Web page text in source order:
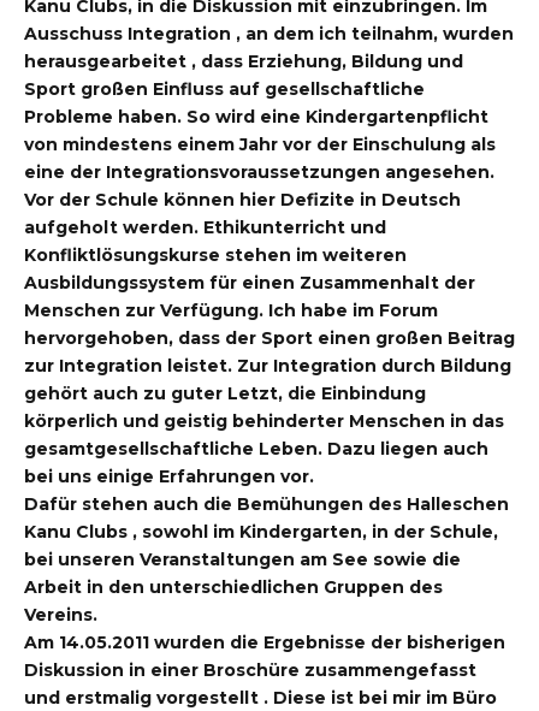
Kanu Clubs, in die Diskussion mit einzubringen. Im
Ausschuss Integration , an dem ich teilnahm, wurden
herausgearbeitet , dass Erziehung, Bildung und
Sport großen Einfluss auf gesellschaftliche
Probleme haben. So wird eine Kindergartenpflicht
von mindestens einem Jahr vor der Einschulung als
eine der Integrationsvoraussetzungen angesehen.
Vor der Schule können hier Defizite in Deutsch
aufgeholt werden. Ethikunterricht und
Konfliktlösungskurse stehen im weiteren
Ausbildungssystem für einen Zusammenhalt der
Menschen zur Verfügung. Ich habe im Forum
hervorgehoben, dass der Sport einen großen Beitrag
zur Integration leistet. Zur Integration durch Bildung
gehört auch zu guter Letzt, die Einbindung
körperlich und geistig behinderter Menschen in das
gesamtgesellschaftliche Leben. Dazu liegen auch
bei uns einige Erfahrungen vor.
Dafür stehen auch die Bemühungen des Halleschen
Kanu Clubs , sowohl im Kindergarten, in der Schule,
bei unseren Veranstaltungen am See sowie die
Arbeit in den unterschiedlichen Gruppen des
Vereins.
Am 14.05.2011 wurden die Ergebnisse der bisherigen
Diskussion in einer Broschüre zusammengefasst
und erstmalig vorgestellt . Diese ist bei mir im Büro